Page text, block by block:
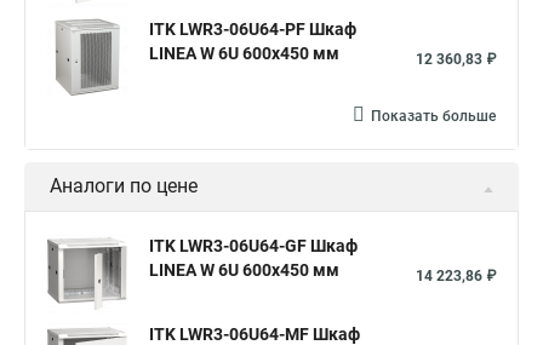
ITK LWR3-06U64-PF Шкаф
LINEA W 6U 600x450 мм
12 360,83 ₽
Показать больше
Аналоги по цене
ITK LWR3-06U64-GF Шкаф
LINEA W 6U 600x450 мм
14 223,86 ₽
ITK LWR3-06U64-MF Шкаф